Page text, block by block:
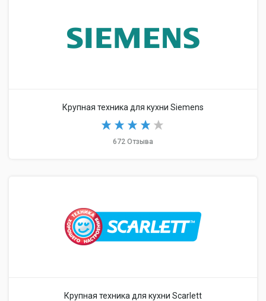
Крупная техника для кухни Siemens
672 Отзыва
Крупная техника для кухни Scarlett